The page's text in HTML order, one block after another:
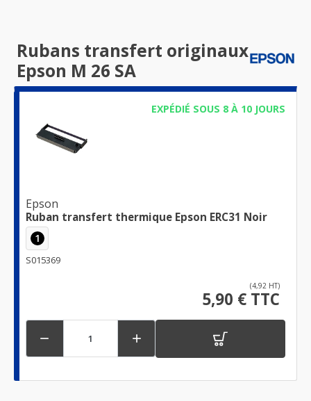
Rubans transfert originaux
Epson M 26 SA
EXPÉDIÉ SOUS 8 À 10 JOURS
Epson
Ruban transfert thermique Epson ERC31 Noir
1
S015369
(4,92 HT)
5,90 € TTC
 